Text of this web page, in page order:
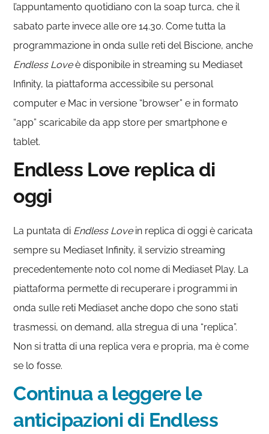
l’appuntamento quotidiano con la soap turca, che il
sabato parte invece alle ore 14.30. Come tutta la
programmazione in onda sulle reti del Biscione, anche
Endless Loveè disponibile in streaming su Mediaset
Infinity, la piattaforma accessibile su personal
computer e Mac in versione “browser” e in formato
“app” scaricabile da app store per smartphone e
tablet.
Endless Love replica di
oggi
La puntata di Endless Lovein replica di oggi è caricata
sempre su Mediaset Infinity, il servizio streaming
precedentemente noto col nome di Mediaset Play. La
piattaforma permette di recuperare i programmi in
onda sulle reti Mediaset anche dopo che sono stati
trasmessi, on demand, alla stregua di una “replica”.
Non si tratta di una replica vera e propria, ma è come
se lo fosse.
Continua a leggere le
anticipazioni di Endless